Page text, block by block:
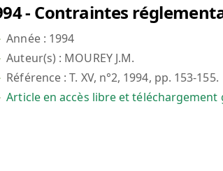
- Contraintes
Année : 1994
Auteur(s) : MOUREY J.M.
Référence : T. XV, n°2, 1994, pp. 153-155.
Article en accès libre et